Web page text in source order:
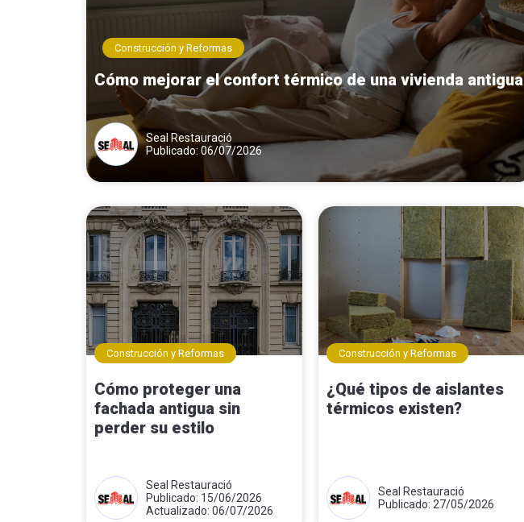
Construcción y Reformas
Cómo mejorar el confort térmico de una vivienda antigua
Seal Restauració
Publicado: 06/07/2026
Construcción y Reformas
Cómo proteger una
fachada antigua sin
perder su estilo
Seal Restauració
Publicado: 15/06/2026
Actualizado: 06/07/2026
Construcción y Reformas
¿Qué tipos de aislantes
térmicos existen?
Seal Restauració
Publicado: 27/05/2026